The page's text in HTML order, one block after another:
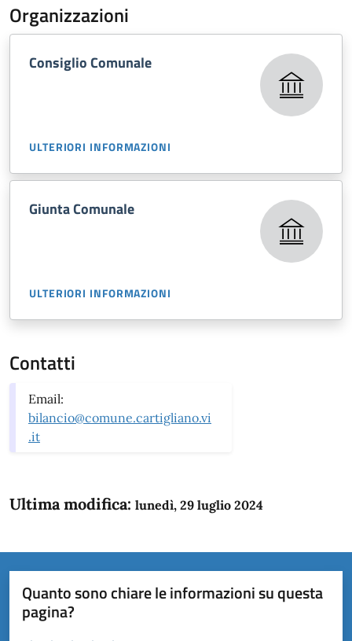
Organizzazioni
Consiglio Comunale
ULTERIORI INFORMAZIONI
Giunta Comunale
ULTERIORI INFORMAZIONI
Contatti
Email:
bilancio@comune.cartigliano.vi
.it
Ultima modifica: lunedì, 29 luglio 2024
Quanto sono chiare le informazioni su questa
pagina?